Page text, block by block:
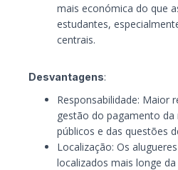
mais económica do que
estudantes,
centrais.
Desvantagens:
Responsabilidade: Maior
gestão do pagamento da
públicos e das questões
Localização: Os
localizados mais longe